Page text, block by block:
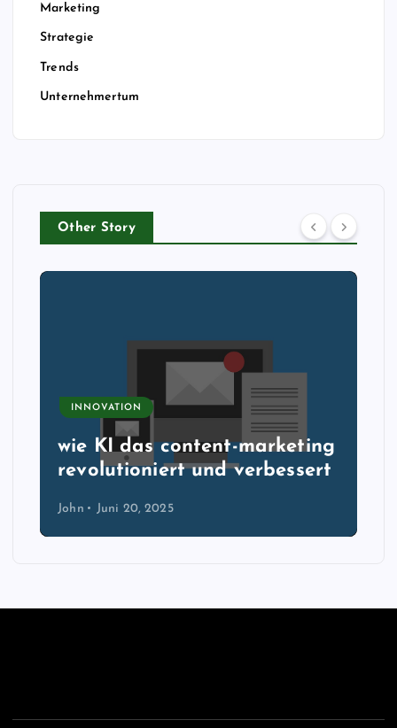
Marketing
Strategie
Trends
Unternehmertum
Other Story
INNOVATION
wie KI das content-marketing
revolutioniert und verbessert
John Juni 20, 2025